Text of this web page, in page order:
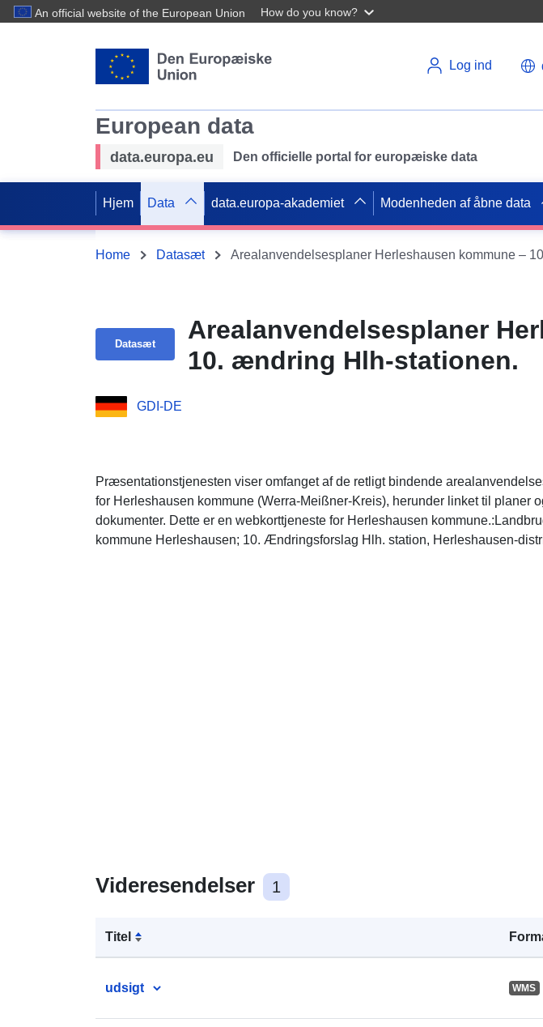
An official website of the European Union How do you know?
Log ind
European data
data.europa.eu Den officielle portal for europæiske data
Hjem Data data.europa-akademiet Modenheden af åbne data
Home Datasæt
Datasæt
Arealanvendelsesplaner
10. ændring Hlh-stationen.
GDI-DE
Præsentationstjenesten viser omfanget af de retligt bindende
for Herleshausen kommune (Werra-Meißner-Kreis), herunder linket til planer
dokumenter. Dette er en webkorttjeneste for Herleshausen
kommune Herleshausen; 10. Ændringsforslag Hlh. station, Herleshausen-
Videresendelser 1
Titel
udsigt WMS